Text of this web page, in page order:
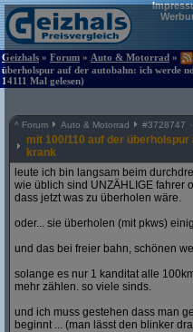
Geizhals » Forum » Auto & Motorrad »
überholspur auf der autobahn: ich werde
14111 Mal gelesen)
^ Forum Auto & Motorrad #3728747
mit 100/110 auf der
krank
leute ich bin langsam beim
wie üblich sind UNZÄHLIGE fahrer
dass jetzt was zu überholen wäre.
oder... sie überholen (mit pkws)
und das bei freier bahn, schönen
solange es nur 1 kanditat alle
mehr zählen. so viele sinds.
und ich muss gestehen dass man
beginnt ... (man lässt den blinker